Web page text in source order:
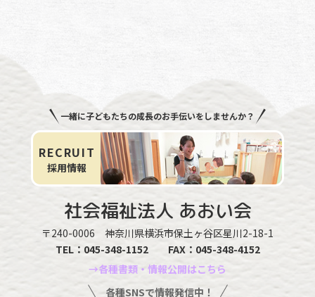
社会福祉法人 あおい会
〒240-0006 神奈川県横浜市保土ヶ谷区星川2-18-1
TEL： 045-348-1152
FAX：045-348-4152
→各種書類・情報公開はこちら
各種SNSで情報発信中！
一緒に子どもたちの成長のお手伝いをしませんか？
RECRUIT
採用情報